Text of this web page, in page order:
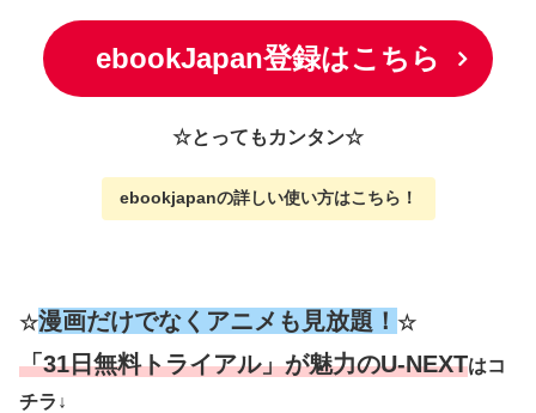
ebookJapan登録はこちら
☆とってもカンタン☆
ebookjapanの詳しい使い方はこちら ！
☆漫画だけでなくアニメも見放題！ ☆
「31日無料トライアル」が魅力のU-NEXTはコ
チラ↓